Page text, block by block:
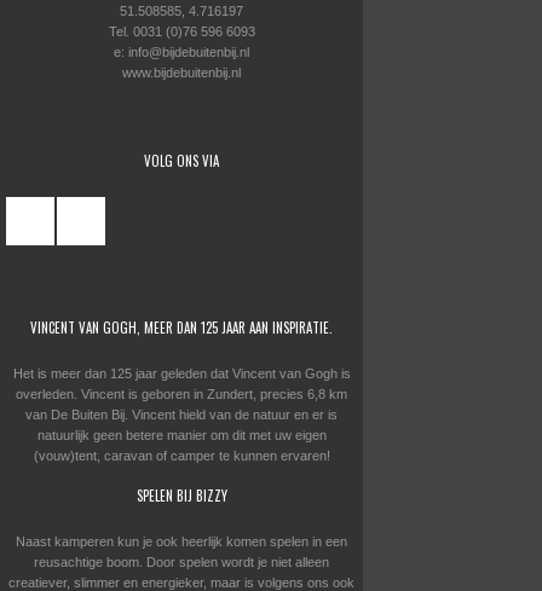
51.508585, 4.716197
Tel. 0031 (0)76 596 6093
e: info@bijdebuitenbij.nl
www.bijdebuitenbij.nl
VOLG ONS VIA
VINCENT VAN GOGH, MEER DAN 125 JAAR AAN INSPIRATIE.
Het is meer dan 125 jaar geleden dat Vincent van Gogh is
overleden. Vincent is geboren in Zundert, precies 6,8 km
van De Buiten Bij. Vincent hield van de natuur en er is
natuurlijk geen betere manier om dit met uw eigen
(vouw)tent, caravan of camper te kunnen ervaren!
SPELEN BIJ BIZZY
Naast kamperen kun je ook heerlijk komen spelen in een
reusachtige boom. Door spelen wordt je niet alleen
creatiever, slimmer en energieker, maar is volgens ons ook